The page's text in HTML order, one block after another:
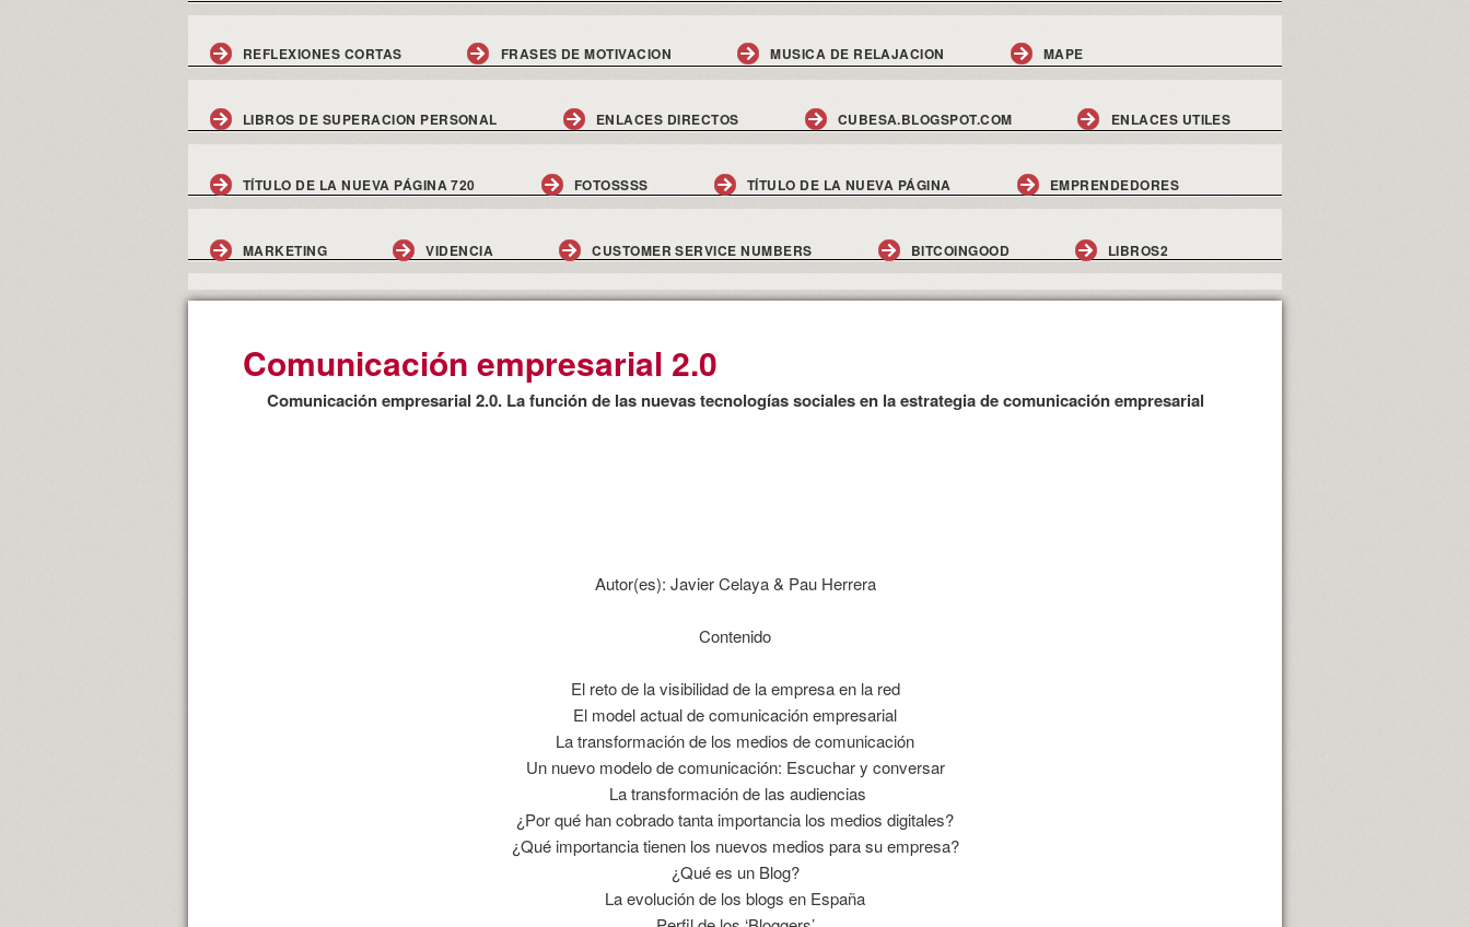
REFLEXIONES CORTAS FRASES DE MOTIVACION MUSICA DE RELAJACION MAPE
LIBROS DE SUPERACION PERSONAL ENLACES DIRECTOS CUBESA.BLOGSPOT.COM ENLACES UTILES
TÍTULO DE LA NUEVA PÁGINA 720 FOTOSSSS TÍTULO DE LA NUEVA PÁGINA EMPRENDEDORES
MARKETING VIDENCIA CUSTOMER SERVICE NUMBERS BITCOINGOOD LIBROS2
Comunicación empresarial 2.0
Comunicación empresarial 2.0. La función de las nuevas tecnologías sociales en la estrategia de comunicación empresarial
Autor(es): Javier Celaya & Pau Herrera
Contenido
El reto de la visibilidad de la empresa en la red
El model actual de comunicación empresarial
La transformación de los medios de comunicación
Un nuevo modelo de comunicación: Escuchar y conversar
La transformación de las audiencias
¿Por qué han cobrado tanta importancia los medios digitales?
¿Qué importancia tienen los nuevos medios para su empresa?
¿Qué es un Blog?
La evolución de los blogs en España